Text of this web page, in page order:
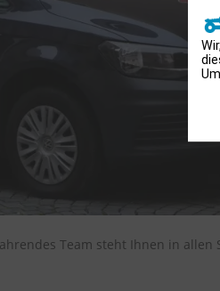
Team steht Ihnen in